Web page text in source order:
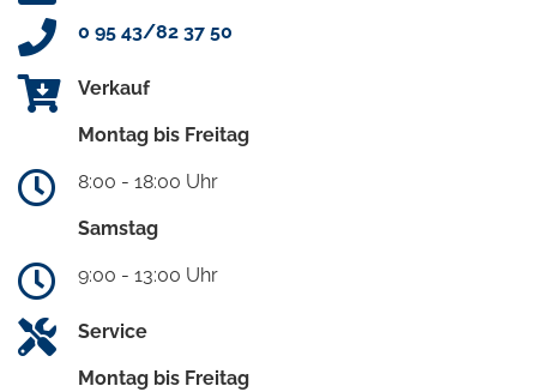
0 95 43/82 37 50
Verkauf
Montag bis Freitag
8:00 - 18:00 Uhr
Samstag
9:00 - 13:00 Uhr
Service
Montag bis Freitag